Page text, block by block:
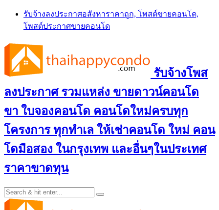
Skip
content
รับจ้างลงประกาศอสังหาราคาถูก, โพสต์ขายคอนโด,
โพสต์ประกาศขายคอนโด
รับจ้างโพส
ลงประกาศ รวมแหล่ง ขายดาวน์คอนโด
ขา ใบจองคอนโด คอนโดใหม่ครบทุก
โครงการ ทุกทำเล ให้เช่าคอนโด ใหม่ คอน
โดมือสอง ในกรุงเทพ และอื่นๆในประเทศ
ราคาขาดทุน